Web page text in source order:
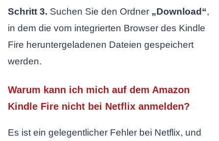
Schritt 3. Suchen Sie den Ordner „Download“,
in dem die vom integrierten Browser des Kindle
Fire heruntergeladenen Dateien gespeichert
werden.
Warum kann ich mich auf dem Amazon
Kindle Fire nicht bei Netflix anmelden?
Es ist ein gelegentlicher Fehler bei Netflix, und